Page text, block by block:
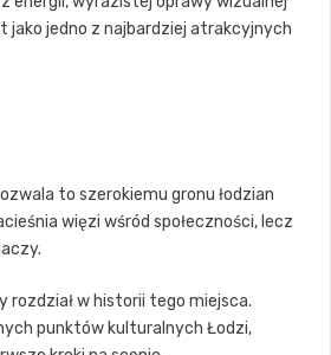
jedno z najbardziej atrakcyjnych
to szerokiemu gronu łodzian
więzi wśród społeczności, lecz
rozdział w historii tego miejsca.
punktów kulturalnych Łodzi,